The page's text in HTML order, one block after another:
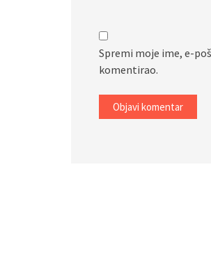
Spremi moje ime, e-
komentirao.